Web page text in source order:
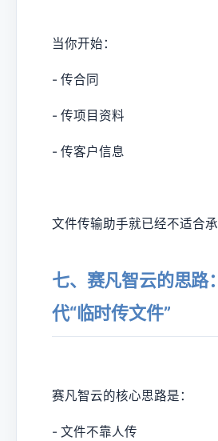
当你开始：
- 传合同
- 传项目资料
- 传客户信息
文件传输助手就已经不适合承
七、赛凡智云的思路
代“临时传文件”
赛凡智云的核心思路是：
- 文件不靠人传